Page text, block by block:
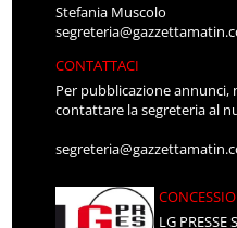
Stefania Muscolo
CONTATTACI
Per pubblicazione
contattare la segreteria al
LG PRESSE